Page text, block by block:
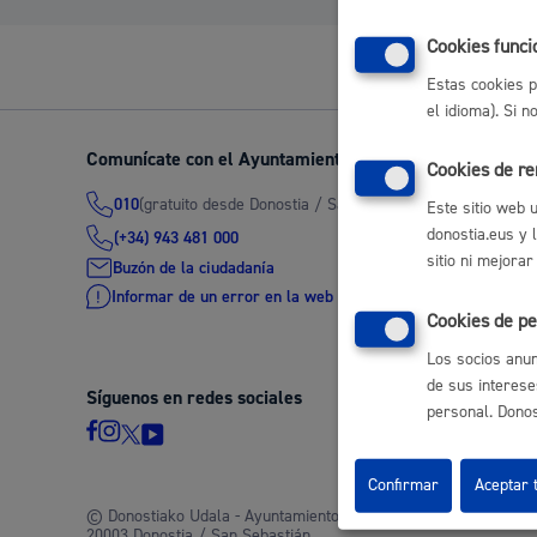
Seguridad ciudadana y emergencias
Salud Pública, animales y consumo
Comunícate con el Ayuntamiento de Donostia / San
010(gratuito desde Donostia / San Sebastián)
(+34) 943 481 000
Buzón de la ciudadanía
Informar de un error en la web
Síguenos en redes sociales
© Donostiako Udala - Ayuntamiento de Donostia / San
Cookies
Estas cookies
el idioma). Si
Cookies de
Este sitio web
donostia.eus y
sitio ni mejorar
Cookies de
Los socios
de sus
personal.
Confirmar Aceptar